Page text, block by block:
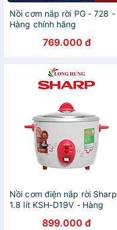
Nồi cơm nắp rời PG - 728 -
Hàng chính hãng
769.000 đ
Nồi cơm điện nắp rời Sharp
1.8 lít KSH-D19V - Hàng
899.000 đ